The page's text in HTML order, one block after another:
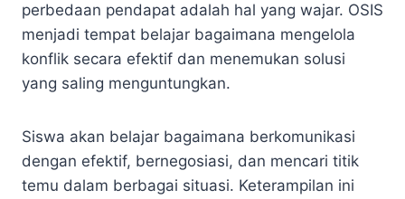
perbedaan pendapat adalah hal yang wajar. OSIS
menjadi tempat belajar bagaimana mengelola
konflik secara efektif dan menemukan solusi
yang saling menguntungkan.
Siswa akan belajar bagaimana berkomunikasi
dengan efektif, bernegosiasi, dan mencari titik
temu dalam berbagai situasi. Keterampilan ini